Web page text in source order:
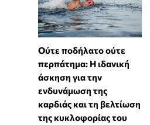
Ούτε ποδήλατο ούτε
περπάτημα: Η ιδανική
άσκηση για την
ενδυνάμωση της
καρδιάς και τη βελτίωση
της κυκλοφορίας του